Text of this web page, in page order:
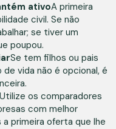
ativoA primeira
civil. Se não
se tiver um
poupou.
Se tem filhos ou pais
vida não é opcional, é
Utilize os comparadores
com melhor
primeira oferta que lhe